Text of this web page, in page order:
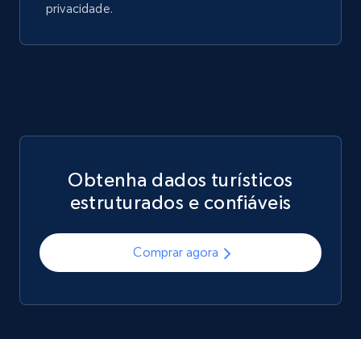
privacidade.
Obtenha dados turísticos
estruturados e confiáveis
Comprar agora